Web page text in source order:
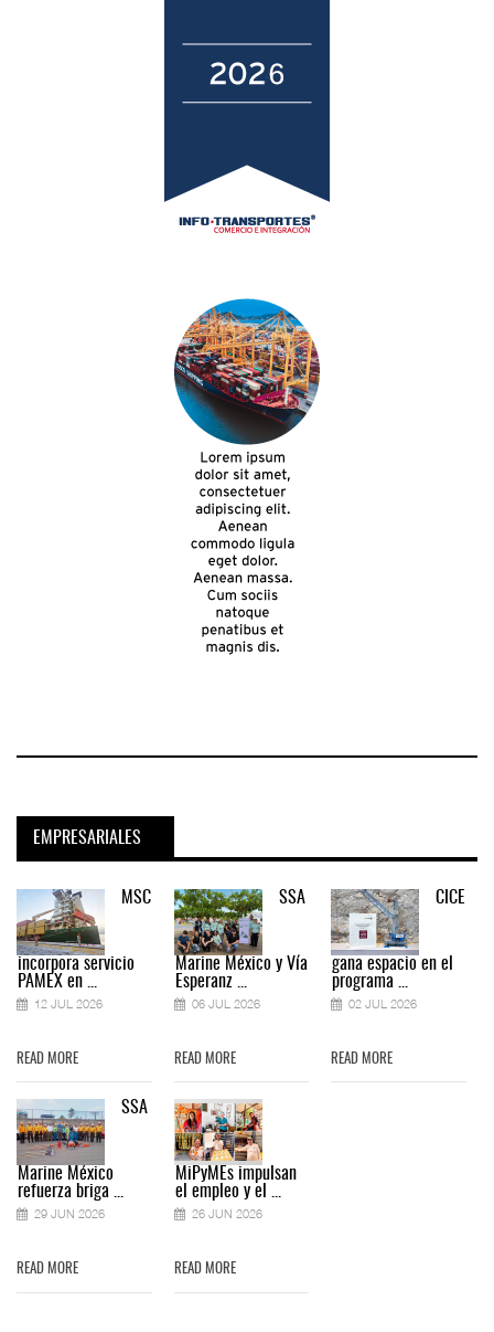
EMPRESARIALES
MSC
incorpora servicio
PAMEX en ...
12 JUL 2026
READ MORE
SSA
Marine México
refuerza briga ...
29 JUN 2026
READ MORE
SSA
Marine México y Vía
Esperanz ...
06 JUL 2026
READ MORE
MiPyMEs impulsan
el empleo y el ...
26 JUN 2026
READ MORE
CICE
gana espacio en el
programa ...
02 JUL 2026
READ MORE